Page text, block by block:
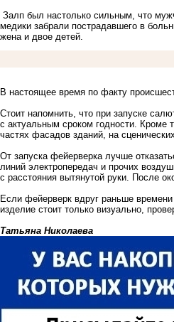
Залп был настолько сильным, что
медики забрали пострадавшего в
жена и двое детей.
В настоящее время по факту
Стоит напомнить, что при запуске
с актуальным сроком годности. Кроме
частях фасадов зданий, на
От запуска фейерверка лучше
линий электропередач и прочих
с расстояния вытянутой руки. После
Если фейерверк вдруг раньше
изделие стоит только визуально,
Татьяна Николаева